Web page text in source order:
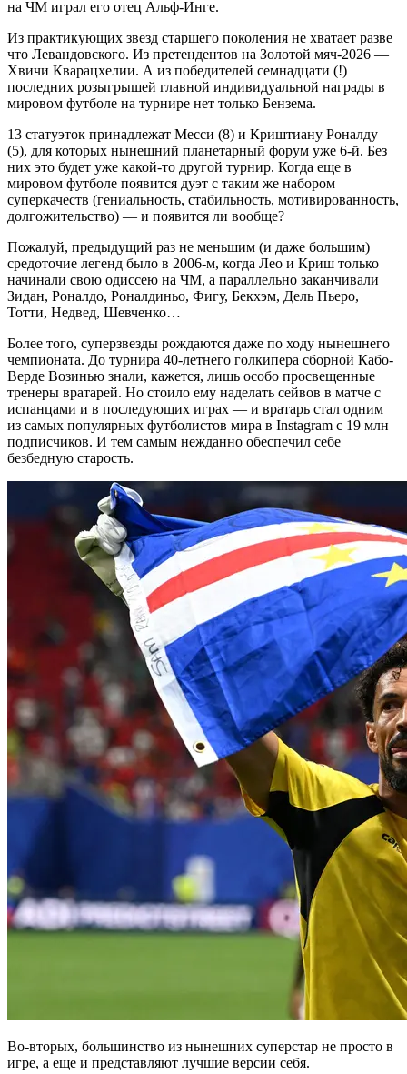
на ЧМ играл его отец Альф-Инге.
Из практикующих звезд старшего поколения не хватает разве
что Левандовского. Из претендентов на Золотой мяч-2026 —
Хвичи Кварацхелии. А из победителей семнадцати (!)
последних розыгрышей главной индивидуальной награды в
мировом футболе на турнире нет только Бензема.
13 статуэток принадлежат Месси (8) и Криштиану Роналду
(5), для которых нынешний планетарный форум уже 6-й. Без
них это будет уже какой-то другой турнир. Когда еще в
мировом футболе появится дуэт с таким же набором
суперкачеств (гениальность, стабильность, мотивированность,
долгожительство) — и появится ли вообще?
Пожалуй, предыдущий раз не меньшим (и даже большим)
средоточие легенд было в 2006-м, когда Лео и Криш только
начинали свою одиссею на ЧМ, а параллельно заканчивали
Зидан, Роналдо, Роналдиньо, Фигу, Бекхэм, Дель Пьеро,
Тотти, Недвед, Шевченко…
Более того, суперзвезды рождаются даже по ходу нынешнего
чемпионата. До турнира 40-летнего голкипера сборной Кабо-
Верде Возинью знали, кажется, лишь особо просвещенные
тренеры вратарей. Но стоило ему наделать сейвов в матче с
испанцами и в последующих играх — и вратарь стал одним
из самых популярных футболистов мира в Instagram c 19 млн
подписчиков. И тем самым нежданно обеспечил себе
безбедную старость.
Во-вторых, большинство из нынешних суперстар не просто в
игре, а еще и представляют лучшие версии себя.